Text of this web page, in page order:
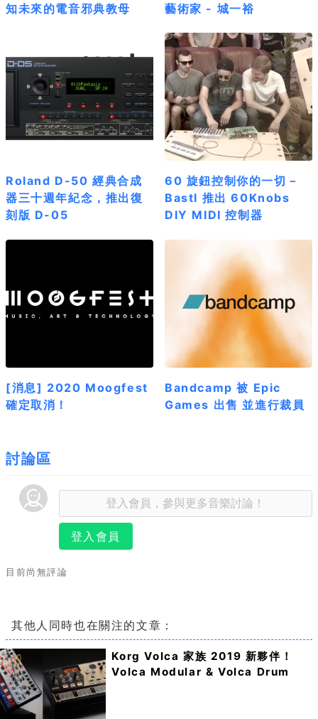
知未來的電音邪典教母
藝術家 - 城一裕
Roland D-50 經典合成
器三十週年紀念，推出復
刻版 D-05
60 旋鈕控制你的一切－
Bastl 推出 60Knobs
DIY MIDI 控制器
[消息] 2020 Moogfest
確定取消！
Bandcamp 被 Epic
Games 出售 並進行裁員
討論區
登入會員
目前尚無評論
其他人同時也在關注的文章：
Korg Volca 家族 2019 新夥伴！
Volca Modular & Volca Drum